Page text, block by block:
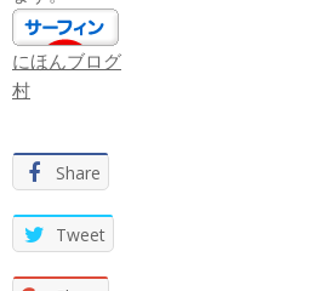
にほんブログ
村
Share
Tweet